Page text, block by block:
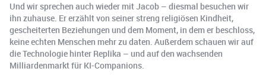
Und wir sprechen auch wieder mit Jacob – diesmal besuchen wir
ihn zuhause. Er erzählt von seiner streng religiösen Kindheit,
gescheiterten Beziehungen und dem Moment, in dem er beschloss,
keine echten Menschen mehr zu daten. Außerdem schauen wir auf
die Technologie hinter Replika – und auf den wachsenden
Milliardenmarkt für KI-Companions.